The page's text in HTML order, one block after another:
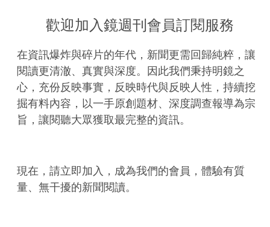
歡迎加入鏡週刊會員訂閱服務
在資訊爆炸與碎片的年代，新聞更需回歸純粹，讓
閱讀更清澈、真實與深度。因此我們秉持明鏡之
心，充份反映事實，反映時代與反映人性，持續挖
掘有料內容，以一手原創題材、深度調查報導為宗
旨，讓閱聽大眾獲取最完整的資訊。
現在，請立即加入，成為我們的會員，體驗有質
量、無干擾的新聞閱讀。